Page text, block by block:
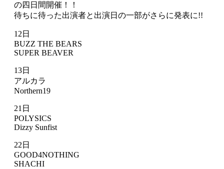
の四日間開催！！
待ちに待った出演者と出演日の一部がさらに発表に!!
12日
BUZZ THE BEARS
SUPER BEAVER
13日
アルカラ
Northern19
21日
POLYSICS
Dizzy Sunfist
22日
GOOD4NOTHING
SHACHI